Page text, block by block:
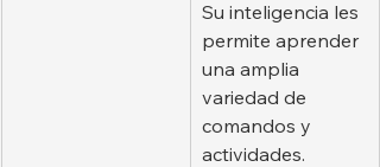
Su inteligencia les
permite aprender
una amplia
variedad de
comandos y
actividades.